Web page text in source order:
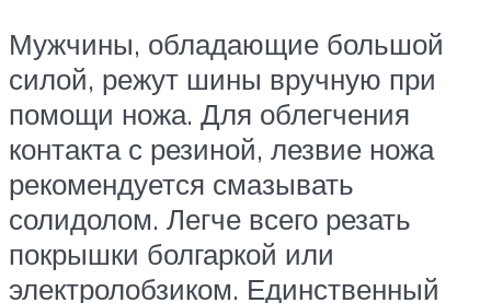
Мужчины, обладающие большой
силой, режут шины вручную при
помощи ножа. Для облегчения
контакта с резиной, лезвие ножа
рекомендуется смазывать
солидолом. Легче всего резать
покрышки болгаркой или
электролобзиком. Единственный